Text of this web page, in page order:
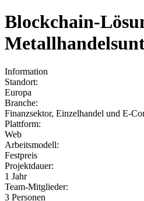
Blockchain-
Information
Standort:
Europa
Branche:
Finanzsektor, Einzelhandel und
Plattform:
Web
Arbeitsmodell:
Festpreis
Projektdauer:
1 Jahr
Team-Mitglieder:
3 Personen